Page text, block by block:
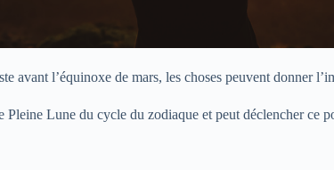
avant l’équinoxe de mars, les choses peuvent donner
Lune du cycle du zodiaque et peut déclencher ce